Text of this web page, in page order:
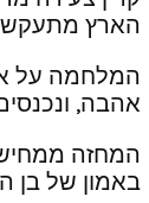
הארץ מתעקש
המלחמה על
אהבה,
המחזה
באמון של בן